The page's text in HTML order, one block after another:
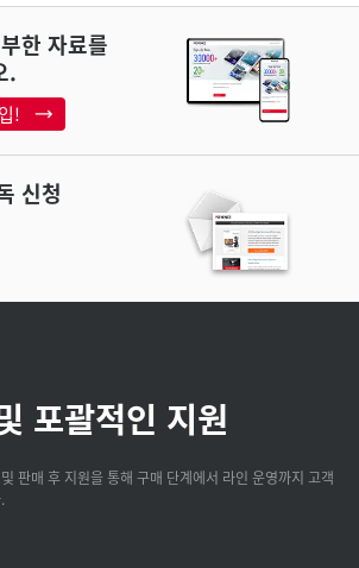
한 자료를
.
!
신청
포괄적인 지원
판매 후 지원을 통해 구매 단계에서 라인 운영까지 고객